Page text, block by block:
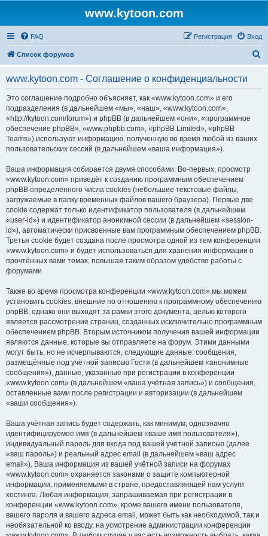
www.kytoon.com
FAQ Вход
Регистрация
Список форумов
www.kytoon.com - Соглашение о конфиденциальности
Это соглашение подробно объясняет, как «www.kytoon.com» и его
подразделения (в дальнейшем «мы», «наш», «www.kytoon.com»,
«http://kytoon.com/forum») и phpBB (в дальнейшем «они», «программное
обеспечение phpBB», «www.phpbb.com», «phpBB Limited», «phpBB
Teams») используют информацию, полученную во время любой из ваших
пользовательских сессий (в дальнейшем «ваша информация»).
Ваша информация собирается двумя способами. Во-первых, просмотр
«www.kytoon.com» приведёт к созданию программным обеспечением
phpBB определённого числа cookies (небольшие текстовые файлы,
загружаемые в папку временных файлов вашего браузера). Первые две
cookie содержат только идентификатор пользователя (в дальнейшем
«user-id») и идентификатор анонимной сессии (в дальнейшем «session-
id»), автоматически присвоенные вам программным обеспечением phpBB.
Третья cookie будет создана после просмотра одной из тем конференции
«www.kytoon.com» и будет использоваться для хранения информации о
прочтённых вами темах, повышая таким образом удобство работы с
форумами.
Также во время просмотра конференции «www.kytoon.com» мы можем
установить cookies, внешние по отношению к программному обеспечению
phpBB, однако они выходят за рамки этого документа, целью которого
является рассмотрение страниц, созданных исключительно программным
обеспечением phpBB. Вторым источником получения вашей информации
являются данные, которые вы отправляете на форум. Этими данными
могут быть, но не исчерпываются, следующие данные: сообщения,
размещённые под учётной записью Гостя (в дальнейшем «анонимные
сообщения»), данные, указанные при регистрации в конференции
«www.kytoon.com» (в дальнейшем «ваша учётная запись») и сообщения,
оставленные вами после регистрации и авторизации (в дальнейшем
«ваши сообщения»).
Ваша учётная запись будет содержать, как минимум, однозначно
идентифицируемое имя (в дальнейшем «ваше имя пользователя»),
индивидуальный пароль для входа под вашей учётной записью (далее
«ваш пароль») и реальный адрес email (в дальнейшем «ваш адрес
email»). Ваша информация из вашей учётной записи на форумах
«www.kytoon.com» охраняется законами о защите компьютерной
информации, применяемыми в стране, предоставляющей нам услуги
хостинга. Любая информация, запрашиваемая при регистрации в
конференции «www.kytoon.com», кроме вашего имени пользователя,
вашего пароля и вашего адреса email, может быть как необходимой, так и
необязательной ко вводу, на усмотрение администрации конференции